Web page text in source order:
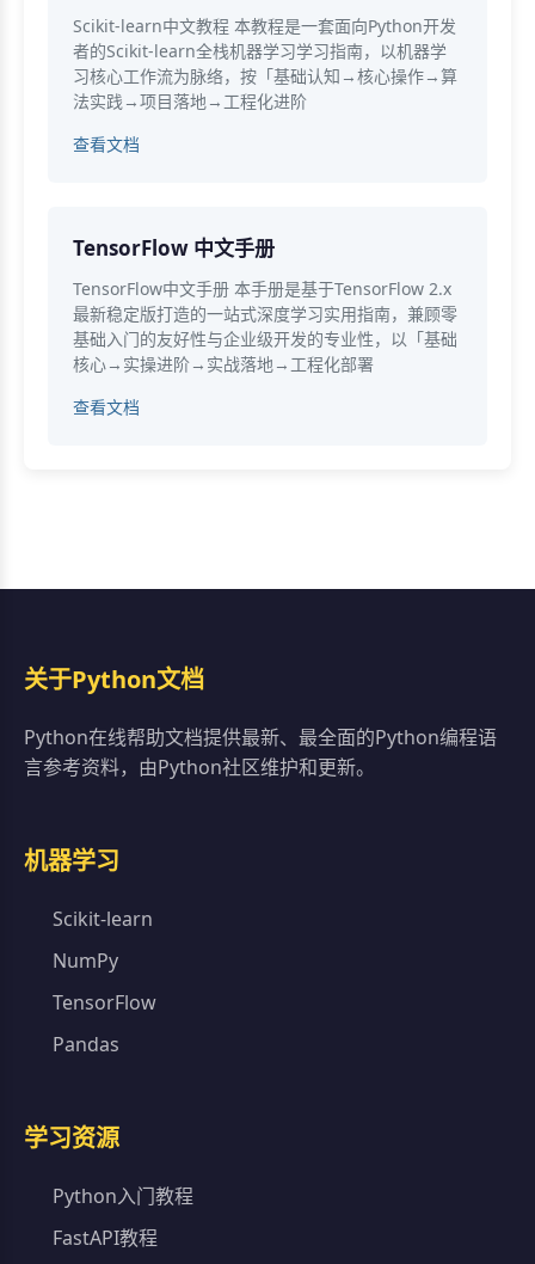
Scikit-learn中文教程 本教程是一套面向Python开发
者的Scikit-learn全栈机器学习学习指南，以机器学
习核心工作流为脉络，按「基础认知→核心操作→算
法实践→项目落地→工程化进阶
查看文档
TensorFlow 中文手册
TensorFlow中文手册 本手册是基于TensorFlow 2.x
最新稳定版打造的一站式深度学习实用指南，兼顾零
基础入门的友好性与企业级开发的专业性，以「基础
核心→实操进阶→实战落地→工程化部署
查看文档
关于Python文档
Python在线帮助文档提供最新、最全面的Python编程语
言参考资料，由Python社区维护和更新。
机器学习
Scikit-learn
NumPy
TensorFlow
Pandas
学习资源
Python入门教程
FastAPI教程